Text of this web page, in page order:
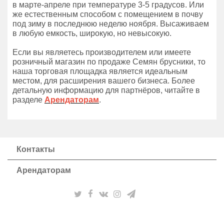
в марте-апреле при температуре 3-5 градусов. Или
же естественным способом с помещением в почву
под зиму в последнюю неделю ноября. Высаживаем
в любую емкость, широкую, но невысокую.
Если вы являетесь производителем или имеете
розничный магазин по продаже Семян брусники, то
наша торговая площадка является идеальным
местом, для расширения вашего бизнеса. Более
детальную информацию для партнёров, читайте в
разделе Арендаторам.
Контакты
Арендаторам